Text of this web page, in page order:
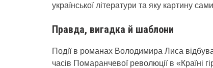
української літератури та яку картину
Правда, вигадка й шаблони
Події в романах Володимира Лиса
часів Помаранчевої революції в «Країні